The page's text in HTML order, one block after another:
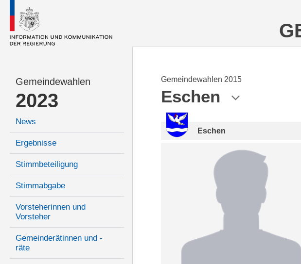
Gemeindewahlen
2023
News
Ergebnisse
Stimmbeteiligung
Stimmabgabe
Vorsteherinnen und
Vorsteher
Gemeinderätinnen und -
räte
Gemeindewahlen 2015
Eschen
Eschen